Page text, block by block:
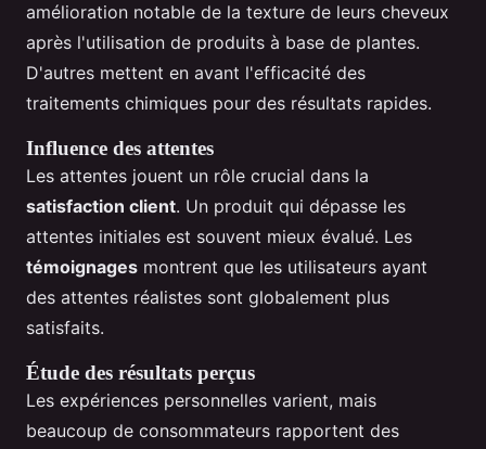
amélioration notable de la texture de leurs cheveux
après l'utilisation de produits à base de plantes.
D'autres mettent en avant l'efficacité des
traitements chimiques pour des résultats rapides.
Influence des attentes
Les attentes jouent un rôle crucial dans la
satisfaction client. Un produit qui dépasse les
attentes initiales est souvent mieux évalué. Les
témoignages montrent que les utilisateurs ayant
des attentes réalistes sont globalement plus
satisfaits.
Étude des résultats perçus
Les expériences personnelles varient, mais
beaucoup de consommateurs rapportent des